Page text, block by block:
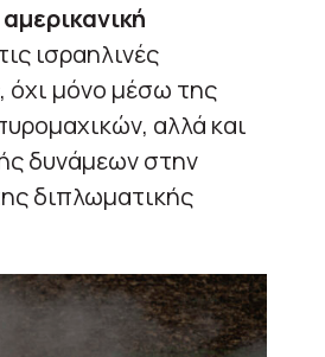
ισραηλινές
όχι μόνο μέσω της
αλλά και
δυνάμεων στην
διπλωματικής